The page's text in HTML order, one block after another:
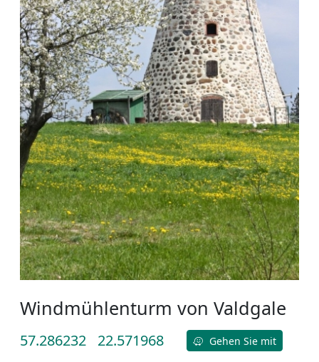
Windmühlenturm von Valdgale
57.286232 22.571968 Gehen Sie mit